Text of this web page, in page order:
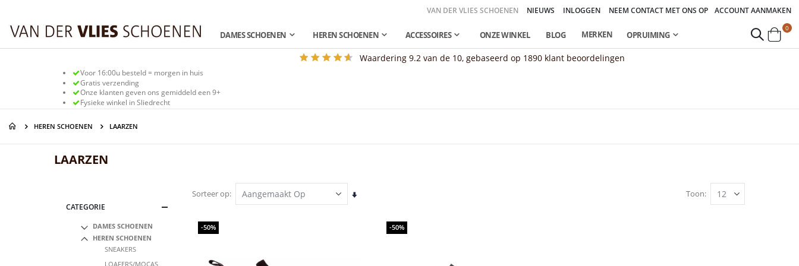
de
inhoud
VAN DER VLIES SCHOENEN NIEUWS INLOGGEN NEEM CONTACT MET ONS OP ACCOUNT AANMAKEN
DAMES SCHOENEN HEREN SCHOENEN ACCESSOIRES OPRUIMING
ONZE WINKEL BLOG MERKEN Cart
0
Waardering9.2 van de 10, gebaseerd op 1890 klant beoordelingen
Voor 16:00u besteld = morgen in huis
Gratis verzending
Onze klanten geven ons gemiddeld een 9+
Fysieke winkel in Sliedrecht
HEREN SCHOENEN LAARZEN
LAARZEN
Sorteer op
Van
sorteren
Toon
-50% -50%
CATEGORIE
DAMES SCHOENEN
HEREN SCHOENEN
SNEAKERS
LOAFERS/MOCAS